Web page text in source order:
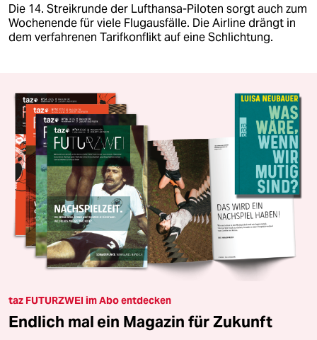
Die 14. Streikrunde der Lufthansa-Piloten sorgt auch zum
Wochenende für viele Flugausfälle. Die Airline drängt in
dem verfahrenen Tarifkonflikt auf eine Schlichtung.
taz FUTURZWEI im Abo entdecken
Endlich mal ein Magazin für Zukunft